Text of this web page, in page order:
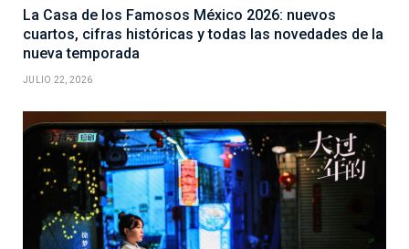
La Casa de los Famosos México 2026: nuevos
cuartos, cifras históricas y todas las novedades de la
nueva temporada
JULIO 22, 2026